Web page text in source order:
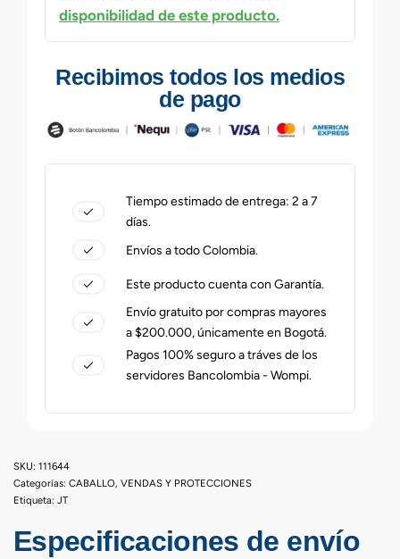
disponibilidad de este producto.
Recibimos todos los medios
de pago
Tiempo estimado de entrega: 2 a 7
días.
Envíos a todo Colombia.
Este producto cuenta con Garantía.
Envío gratuito por compras mayores
a $200.000, únicamente en Bogotá.
Pagos 100% seguro a tráves de los
servidores Bancolombia - Wompi.
111644
Categorías: CABALLO, VENDAS Y PROTECCIONES
Etiqueta: JT
Especificaciones de envío